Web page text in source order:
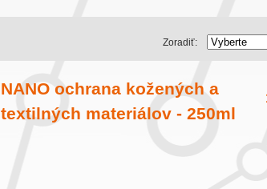
Zoradiť:
NANO ochrana kožených a
textilných materiálov - 250ml